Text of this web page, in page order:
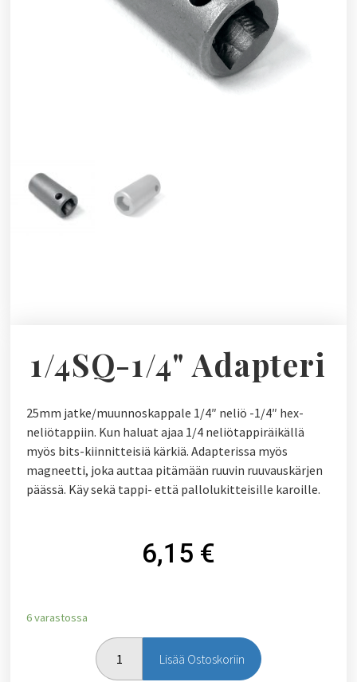
1/4SQ-1/4" Adapteri
25mm jatke/muunnoskappale 1/4″ neliö -1/4″ hex-
neliötappiin. Kun haluat ajaa 1/4 neliötappiräikällä
myös bits-kiinnitteisiä kärkiä. Adapterissa myös
magneetti, joka auttaa pitämään ruuvin ruuvauskärjen
päässä. Käy sekä tappi- että pallolukitteisille karoille.
6,15 €
6 varastossa
Lisää Ostoskoriin